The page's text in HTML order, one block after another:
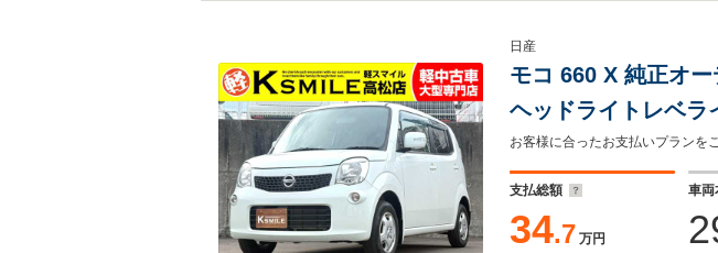
日産
モコ 660 X 純正オ
ヘッドライトレベラ
外アルミホイール/
支払総額
34.7 万円
車両